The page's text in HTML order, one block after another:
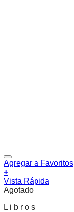
Agregar a Favoritos
+
Vista Rápida
Agotado
L i b r o s